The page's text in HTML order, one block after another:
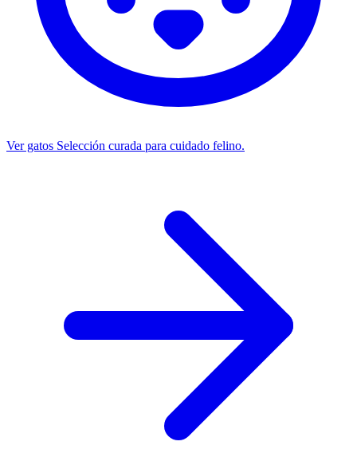
Ver gatos Selección curada para cuidado felino.